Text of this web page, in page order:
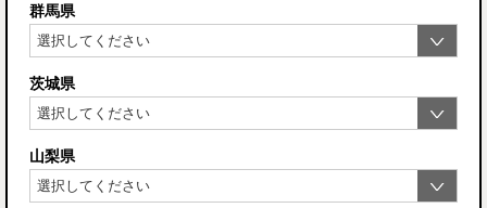
群馬県
茨城県
山梨県